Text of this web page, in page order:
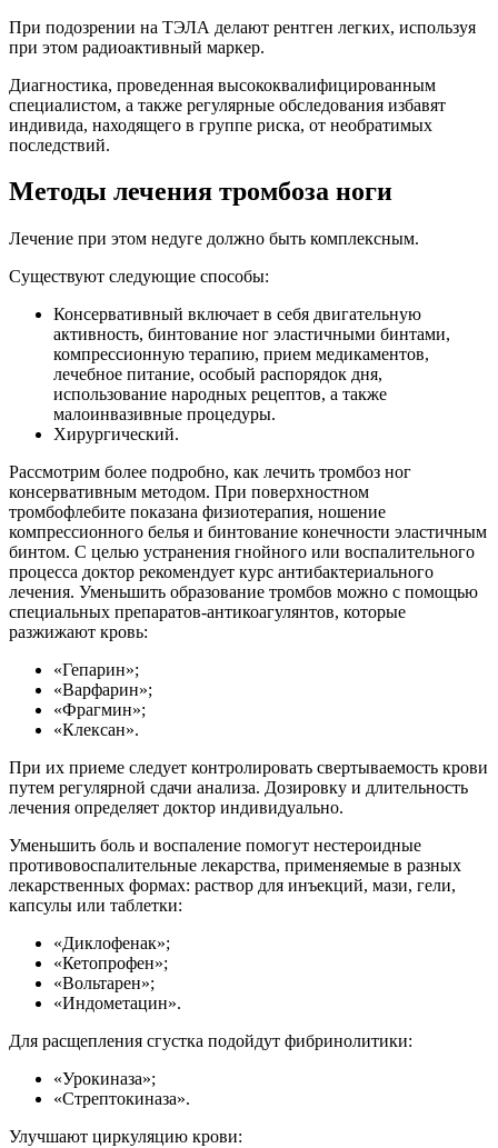
При подозрении на ТЭЛА делают рентген легких, используя
при этом радиоактивный маркер.
Диагностика, проведенная высококвалифицированным
специалистом, а также регулярные обследования избавят
индивида, находящего в группе риска, от необратимых
последствий.
Методы лечения тромбоза ноги
Лечение при этом недуге должно быть комплексным.
Существуют следующие способы:
Консервативный включает в себя двигательную
активность, бинтование ног эластичными бинтами,
компрессионную терапию, прием медикаментов,
лечебное питание, особый распорядок дня,
использование народных рецептов, а также
малоинвазивные процедуры.
Хирургический.
Рассмотрим более подробно, как лечить тромбоз ног
консервативным методом. При поверхностном
тромбофлебите показана физиотерапия, ношение
компрессионного белья и бинтование конечности эластичным
бинтом. С целью устранения гнойного или воспалительного
процесса доктор рекомендует курс антибактериального
лечения. Уменьшить образование тромбов можно с помощью
специальных препаратов-антикоагулянтов, которые
разжижают кровь:
«Гепарин»;
«Варфарин»;
«Фрагмин»;
«Клексан».
При их приеме следует контролировать свертываемость крови
путем регулярной сдачи анализа. Дозировку и длительность
лечения определяет доктор индивидуально.
Уменьшить боль и воспаление помогут нестероидные
противовоспалительные лекарства, применяемые в разных
лекарственных формах: раствор для инъекций, мази, гели,
капсулы или таблетки:
«Диклофенак»;
«Кетопрофен»;
«Вольтарен»;
«Индометацин».
Для расщепления сгустка подойдут фибринолитики:
«Урокиназа»;
«Стрептокиназа».
Улучшают циркуляцию крови: